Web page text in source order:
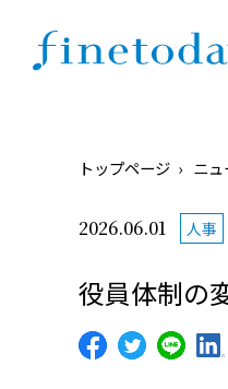
トップページ ニュ
2026.06.01 人事
役員体制の